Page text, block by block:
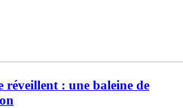
réveillent : une baleine de